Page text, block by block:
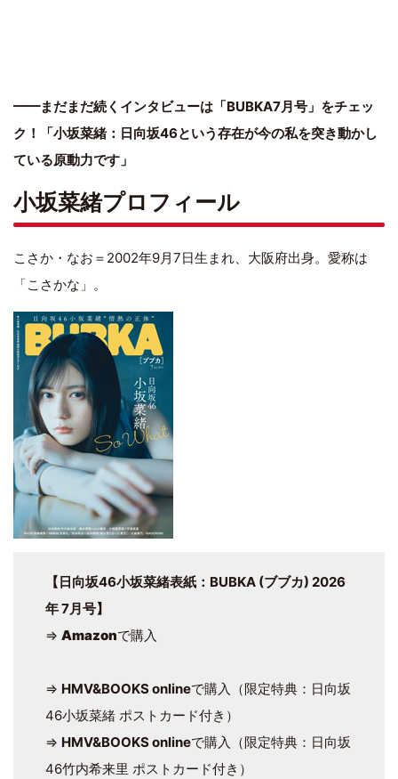
━━まだまだ続くインタビューは「BUBKA7月号」をチェッ
ク！「小坂菜緒：日向坂46という存在が今の私を突き動かし
ている原動力です」
小坂菜緒プロフィール
こさか・なお＝2002年9月7日生まれ、大阪府出身。愛称は
「こさかな」。
【日向坂46小坂菜緒表紙：BUBKA (ブブカ) 2026
年 7月号】
⇒ Amazonで購入
⇒ HMV&BOOKS onlineで購入（限定特典：日向坂
46小坂菜緒 ポストカード付き）
⇒ HMV&BOOKS onlineで購入（限定特典：日向坂
46竹内希来里 ポストカード付き）